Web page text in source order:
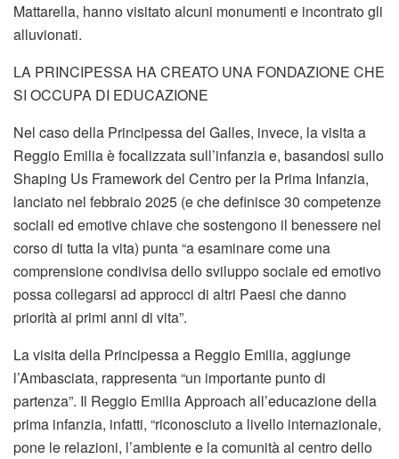
Mattarella, hanno visitato alcuni monumenti e incontrato gli
alluvionati.
LA PRINCIPESSA HA CREATO UNA FONDAZIONE CHE
SI OCCUPA DI EDUCAZIONE
Nel caso della Principessa del Galles, invece, la visita a
Reggio Emilia è focalizzata sull’infanzia e, basandosi sullo
Shaping Us Framework del Centro per la Prima Infanzia,
lanciato nel febbraio 2025 (e che definisce 30 competenze
sociali ed emotive chiave che sostengono il benessere nel
corso di tutta la vita) punta “a esaminare come una
comprensione condivisa dello sviluppo sociale ed emotivo
possa collegarsi ad approcci di altri Paesi che danno
priorità ai primi anni di vita”.
La visita della Principessa a Reggio Emilia, aggiunge
l’Ambasciata, rappresenta “un importante punto di
partenza”. Il Reggio Emilia Approach all’educazione della
prima infanzia, infatti, “riconosciuto a livello internazionale,
pone le relazioni, l’ambiente e la comunità al centro dello